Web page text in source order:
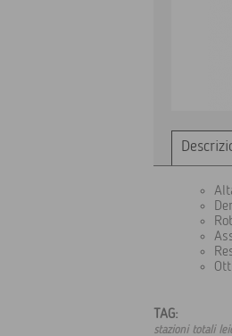
TAG:
stazioni totali